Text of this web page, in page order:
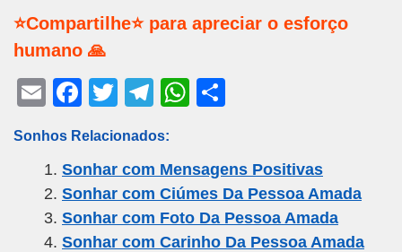
⭐Compartilhe⭐ para apreciar o esforço
humano 🙏
E
ail
F
c
e
b
o
T
tt
er
T
e
gr
a
m
W
s
A
p
e
Sonhos Relacionados:
Sonhar com Mensagens Positivas
Sonhar com Ciúmes Da Pessoa Amada
Sonhar com Foto Da Pessoa Amada
Sonhar com Carinho Da Pessoa Amada